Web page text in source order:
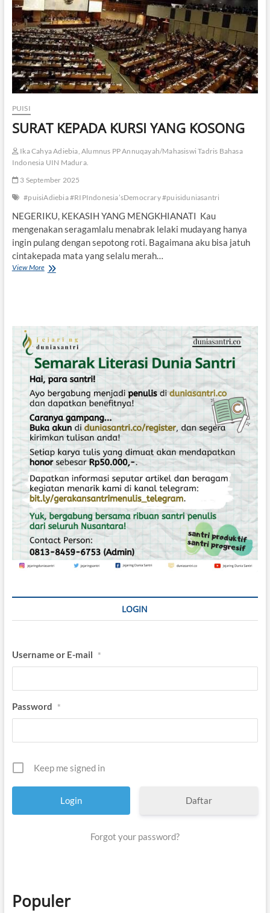
PUISI
SURAT KEPADA KURSI YANG KOSONG
Ika Cahya Adiebia, Alumnus PP Annuqayah/Mahasiswi Tadris Bahasa
Indonesia UIN Madura.
3 September 2025
#puisiAdiebia #RIPIndonesia’sDemocrary #puisiduniasantri
NEGERIKU, KEKASIH YANG MENGKHIANATI Kau
mengenakan seragamlalu menabrak lelaki mudayang hanya
ingin pulang dengan sepotong roti. Bagaimana aku bisa jatuh
cintakepada mata yang selalu merah…
View MoreS
P
D
A
K
U
R
S
I
Y
A
N
G
K
O
S
O
N
G
LOGIN
Username or E-mail *
Password *
Keep me signed in
Daftar
Forgot your password?
Populer